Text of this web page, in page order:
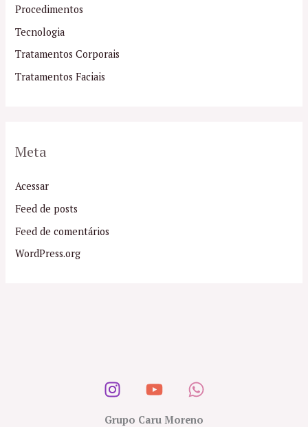
Procedimentos
Tecnologia
Tratamentos Corporais
Tratamentos Faciais
Meta
Acessar
Feed de posts
Feed de comentários
WordPress.org
Grupo Caru Moreno